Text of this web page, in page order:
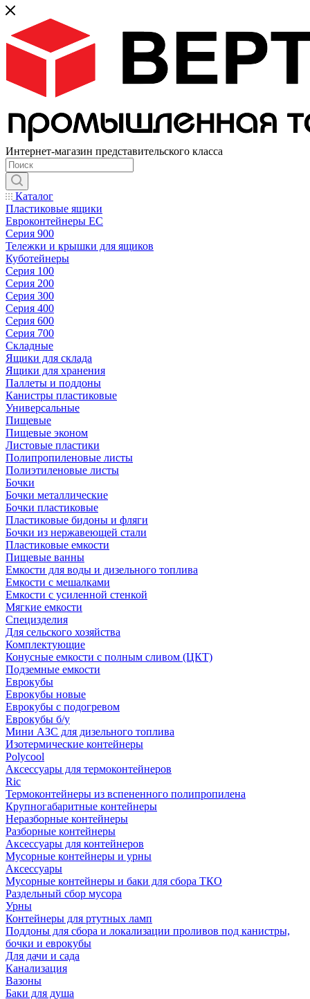
Интернет-магазин представительского класса
Каталог
Пластиковые ящики
Евроконтейнеры ЕС
Серия 900
Тележки и крышки для ящиков
Куботейнеры
Серия 100
Серия 200
Серия 300
Серия 400
Серия 600
Серия 700
Складные
Ящики для склада
Ящики для хранения
Паллеты и поддоны
Канистры пластиковые
Универсальные
Пищевые
Пищевые эконом
Листовые пластики
Полипропиленовые листы
Полиэтиленовые листы
Бочки
Бочки металлические
Бочки пластиковые
Пластиковые бидоны и фляги
Бочки из нержавеющей стали
Пластиковые емкости
Пищевые ванны
Емкости для воды и дизельного топлива
Емкости с мешалками
Емкости с усиленной стенкой
Мягкие емкости
Специзделия
Для сельского хозяйства
Комплектующие
Конусные емкости с полным сливом (ЦКТ)
Подземные емкости
Еврокубы
Еврокубы новые
Еврокубы с подогревом
Еврокубы б/у
Мини АЗС для дизельного топлива
Изотермические контейнеры
Polycool
Аксессуары для термоконтейнеров
Ric
Термоконтейнеры из вспененного полипропилена
Крупногабаритные контейнеры
Неразборные контейнеры
Разборные контейнеры
Аксессуары для контейнеров
Мусорные контейнеры и урны
Аксессуары
Мусорные контейнеры и баки для сбора ТКО
Раздельный сбор мусора
Урны
Контейнеры для ртутных ламп
Поддоны для сбора и локализации проливов под канистры,
бочки и еврокубы
Для дачи и сада
Канализация
Вазоны
Баки для душа